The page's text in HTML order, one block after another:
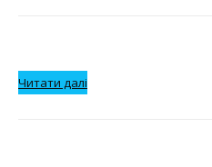
Читати далі